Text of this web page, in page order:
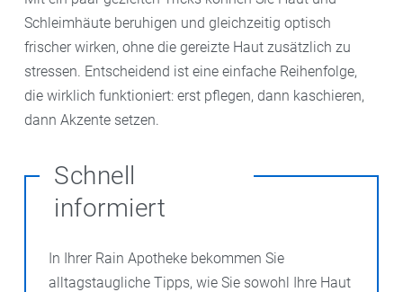
Schleimhäute beruhigen und gleichzeitig optisch
frischer wirken, ohne die gereizte Haut zusätzlich zu
stressen. Entscheidend ist eine einfache Reihenfolge,
die wirklich funktioniert: erst pflegen, dann kaschieren,
dann Akzente setzen.
Schnell
informiert
In Ihrer Rain Apotheke bekommen Sie
alltagstaugliche Tipps, wie Sie sowohl Ihre Haut